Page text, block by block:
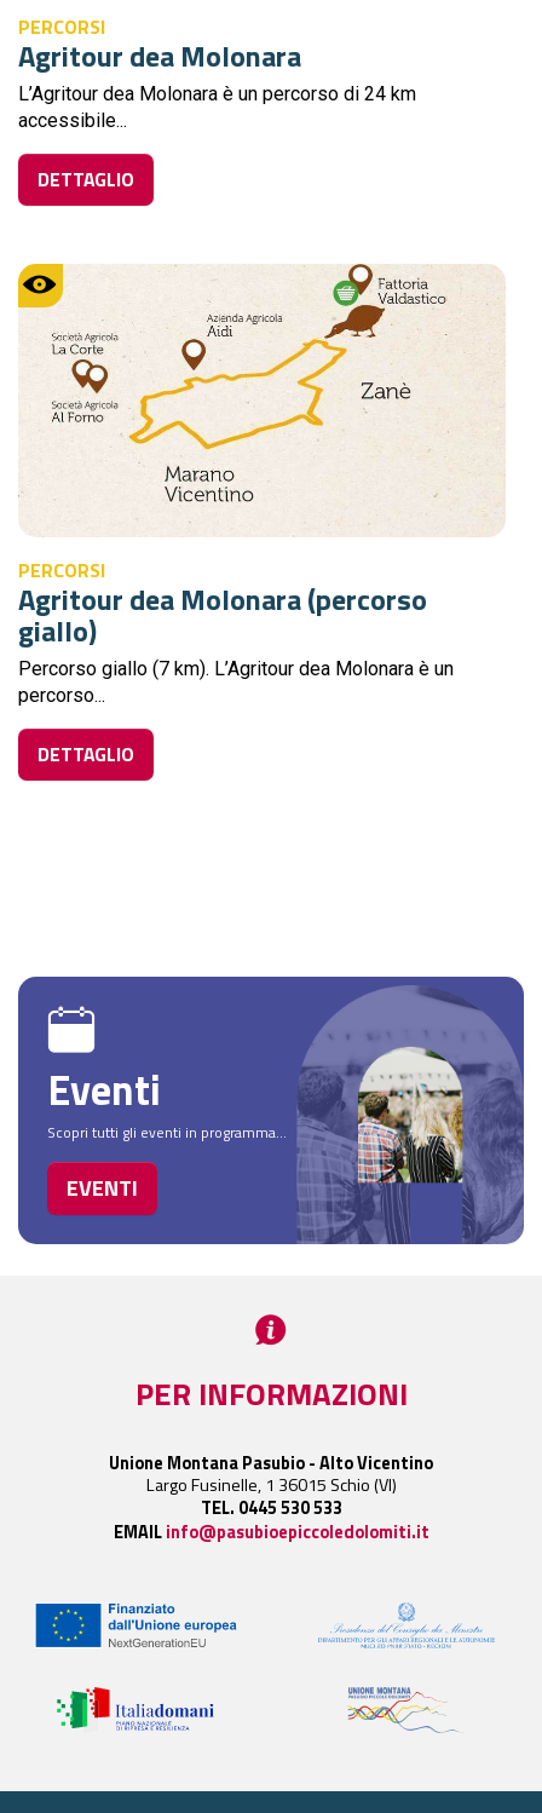
PERCORSI
Agritour dea Molonara
L’Agritour dea Molonara è un percorso di 24 km
accessibile...
DETTAGLIO
PERCORSI
Agritour dea Molonara (percorso
giallo)
Percorso giallo (7 km). L’Agritour dea Molonara è un
percorso...
DETTAGLIO
Eventi
Scopri tutti gli eventi in programma...
EVENTI
PER INFORMAZIONI
Unione Montana Pasubio - Alto Vicentino
Largo Fusinelle, 1 36015 Schio (VI)
TEL. 0445 530 533
EMAILinfo@pasubioepiccoledolomiti.it